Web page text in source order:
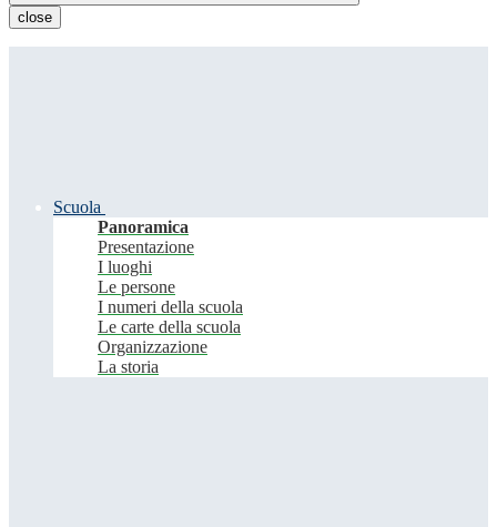
close
Scuola
Panoramica
Presentazione
I luoghi
Le persone
I numeri della scuola
Le carte della scuola
Organizzazione
La storia